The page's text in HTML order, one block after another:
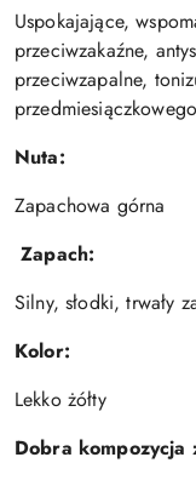
Uspokajające,
przeciwzakaźne,
przeciwzapalne,
Nuta:
Zapachowa górna
Zapach:
Silny, słodki, trwały
Kolor:
Lekko żółty
Dobra kompozycja